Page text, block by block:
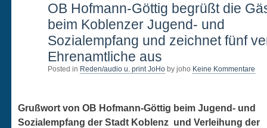
OB Hofmann-Göttig begrüßt die
beim Koblenzer Jugend- und
Sozialempfang und zeichnet fünf
Ehrenamtliche aus
Posted in Reden/audio u. print JoHo by joho Keine Kommentare
Grußwort von OB Hofmann-Göttig beim Jugend- und
Sozialempfang der Stadt Koblenz und Verleihung der